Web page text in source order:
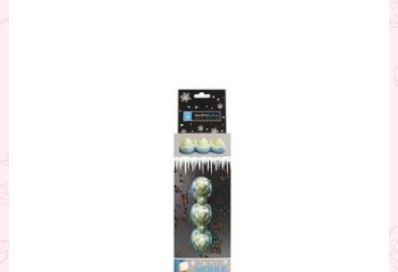
Poches à douille et bouteilles (62)
Spatules / ustensiles (90)